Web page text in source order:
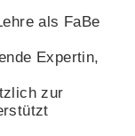
als FaBe
Expertin,
zur